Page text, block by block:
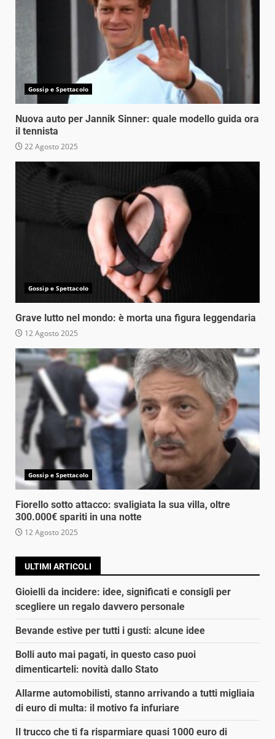
Gossip e Spettacolo
Nuova auto per Jannik Sinner: quale modello guida ora
il tennista
22 Agosto 2025
Gossip e Spettacolo
Grave lutto nel mondo: è morta una figura leggendaria
12 Agosto 2025
Gossip e Spettacolo
Fiorello sotto attacco: svaligiata la sua villa, oltre
300.000€ spariti in una notte
12 Agosto 2025
ULTIMI ARTICOLI
Gioielli da incidere: idee, significati e consigli per
scegliere un regalo davvero personale
Bevande estive per tutti i gusti: alcune idee
Bolli auto mai pagati, in questo caso puoi
dimenticarteli: novità dallo Stato
Allarme automobilisti, stanno arrivando a tutti migliaia
di euro di multa: il motivo fa infuriare
Il trucco che ti fa risparmiare quasi 1000 euro di